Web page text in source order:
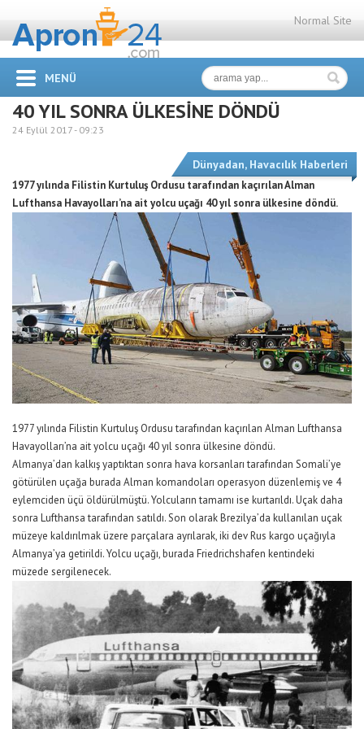
Normal Site
MENÜ
40 YIL SONRA ÜLKESİNE DÖNDÜ
24 Eylül 2017 - 09:23
Dünyadan, Havacılık Haberleri
1977 yılında Filistin Kurtuluş Ordusu tarafından kaçırılan Alman
Lufthansa Havayolları’na ait yolcu uçağı 40 yıl sonra ülkesine döndü.
1977 yılında Filistin Kurtuluş Ordusu tarafından kaçırılan Alman Lufthansa
Havayolları’na ait yolcu uçağı 40 yıl sonra ülkesine döndü.
Almanya’dan kalkış yaptıktan sonra hava korsanları tarafından Somali’ye
götürülen uçağa burada Alman komandoları operasyon düzenlemiş ve 4
eylemciden üçü öldürülmüştü. Yolcuların tamamı ise kurtarıldı. Uçak daha
sonra Lufthansa tarafından satıldı. Son olarak Brezilya’da kullanılan uçak
müzeye kaldırılmak üzere parçalara ayrılarak, iki dev Rus kargo uçağıyla
Almanya’ya getirildi. Yolcu uçağı, burada Friedrichshafen kentindeki
müzede sergilenecek.